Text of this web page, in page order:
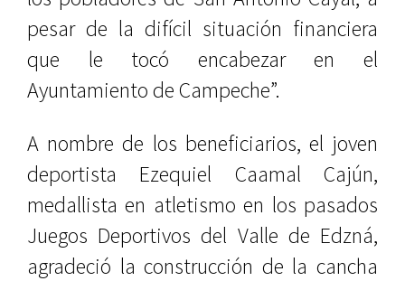
pesar de la difícil situación financiera
que le tocó encabezar en el
Ayuntamiento de Campeche”.
A nombre de los beneficiarios, el joven
deportista Ezequiel Caamal Cajún,
medallista en atletismo en los pasados
Juegos Deportivos del Valle de Edzná,
agradeció la construcción de la cancha